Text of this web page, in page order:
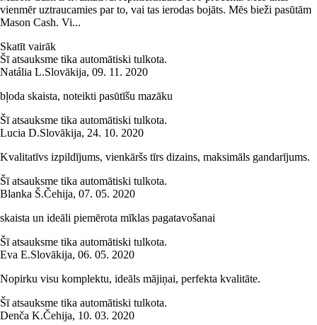
vienmēr uztraucamies par to, vai tas ierodas bojāts. Mēs bieži pasūtām
Mason Cash. Vi...
Skatīt vairāk
Šī atsauksme tika automātiski tulkota.
Natália L.Slovākija, 09. 11. 2020
bļoda skaista, noteikti pasūtīšu mazāku
Šī atsauksme tika automātiski tulkota.
Lucia D.Slovākija, 24. 10. 2020
Kvalitatīvs izpildījums, vienkāršs tīrs dizains, maksimāls gandarījums.
Šī atsauksme tika automātiski tulkota.
Blanka Š.Čehija, 07. 05. 2020
skaista un ideāli piemērota mīklas pagatavošanai
Šī atsauksme tika automātiski tulkota.
Eva E.Slovākija, 06. 05. 2020
Nopirku visu komplektu, ideāls mājiņai, perfekta kvalitāte.
Šī atsauksme tika automātiski tulkota.
Denča K.Čehija, 10. 03. 2020